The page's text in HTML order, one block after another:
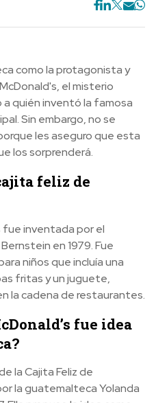
como la protagonista y
el misterio
quién inventó la famosa
Sin embargo, no se
les aseguro que esta
los sorprenderá.
feliz de
inventada por el
en 1979. Fue
niños que incluía una
fritas y un juguete,
la cadena de restaurantes.
fue idea
la Cajita Feliz de
la guatemalteca Yolanda